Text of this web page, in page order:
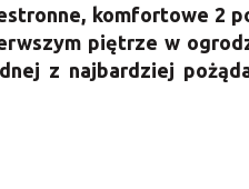
komfortowe 2
piętrze w
z najbardziej